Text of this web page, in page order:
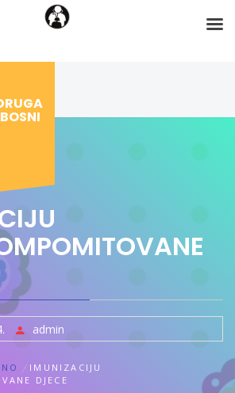
admin
IMUNIZACIJU
DJECE